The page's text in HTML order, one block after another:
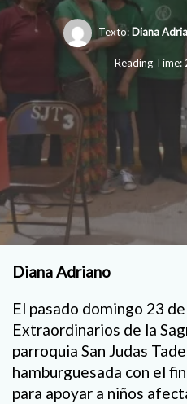
Texto: Diana
Reading Time:
Diana Adriano
El pasado domingo 23
Extraordinarios de la
parroquia San Judas
hamburguesada con el
para apoyar a niños